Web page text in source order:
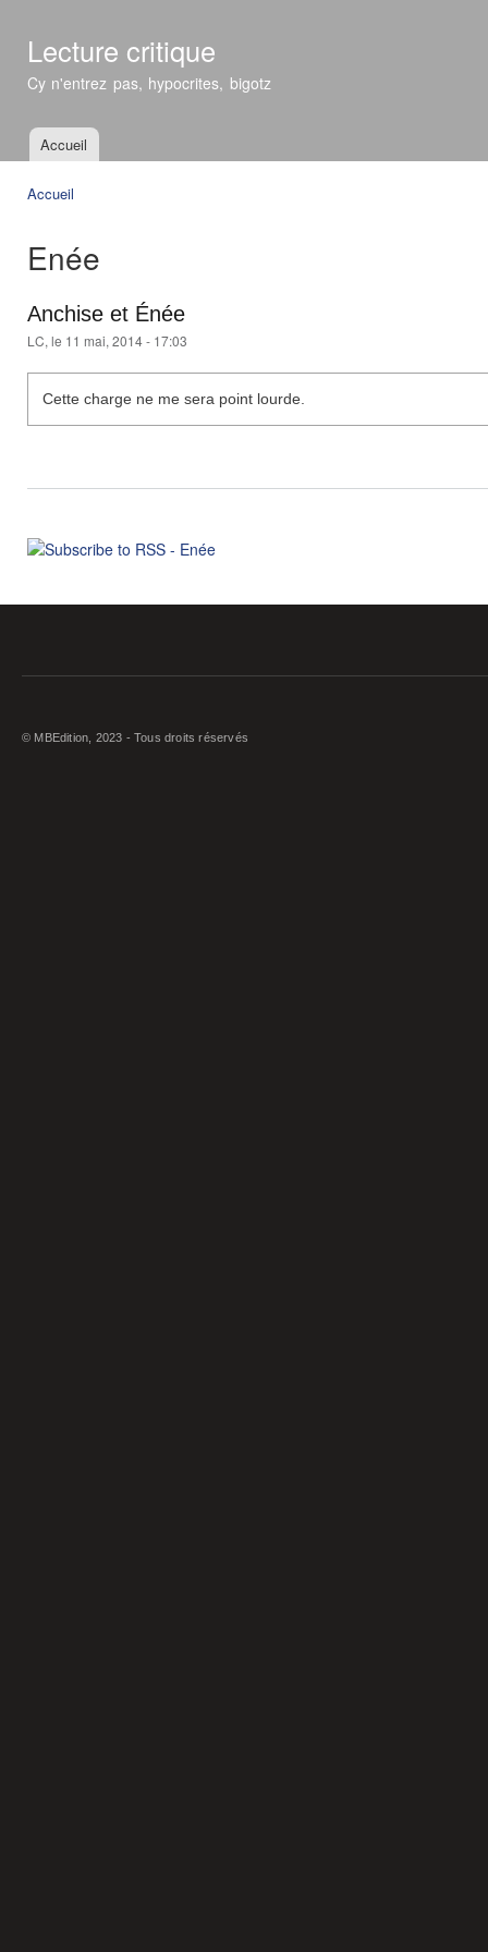
Lecture critique
Cy n'entrez pas, hypocrites, bigotz
Menu principal
Accueil
Accueil
Enée
Anchise et Énée
LC, le 11 mai, 2014 - 17:03
Cette charge ne me sera point lourde.
© MBEdition, 2023 - Tous droits réservés